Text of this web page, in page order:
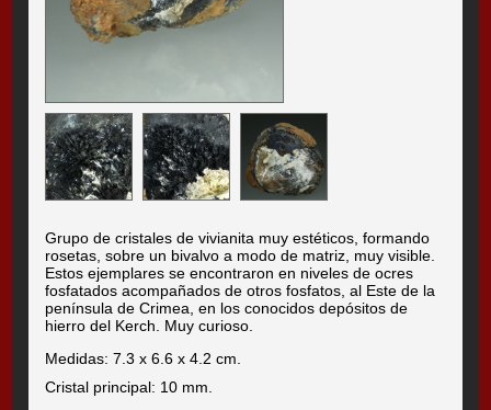
Grupo de cristales de vivianita muy estéticos, formando
rosetas, sobre un bivalvo a modo de matriz, muy visible.
Estos ejemplares se encontraron en niveles de ocres
fosfatados acompañados de otros fosfatos, al Este de la
península de Crimea, en los conocidos depósitos de
hierro del Kerch. Muy curioso.
Medidas: 7.3 x 6.6 x 4.2 cm.
Cristal principal: 10 mm.